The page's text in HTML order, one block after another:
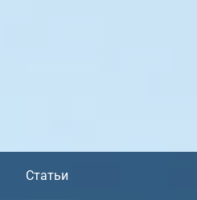
Статьи